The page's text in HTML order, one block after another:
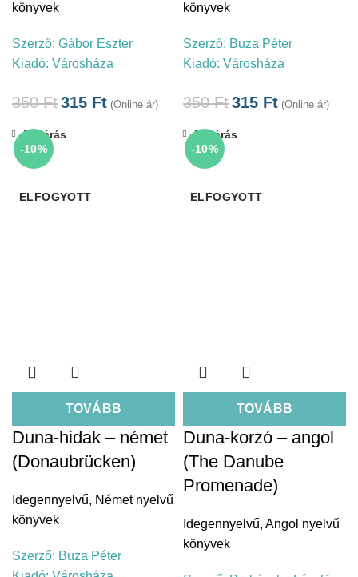
könyvek
Szerző: Gábor Eszter
Kiadó: Városháza
350Ft315 Ft (Online ár)
könyvek
Szerző: Buza Péter
Kiadó: Városháza
350Ft315 Ft (Online ár)
-10%
ELFOGYOTT
TOVÁBB
Bezárás
Duna-hidak – német
(Donaubrücken)
Idegennyelvű, Német nyelvű
könyvek
Szerző: Buza Péter
-10%
ELFOGYOTT
TOVÁBB
Bezárás
Duna-korzó – angol
(The Danube
Promenade)
Idegennyelvű, Angol nyelvű
könyvek